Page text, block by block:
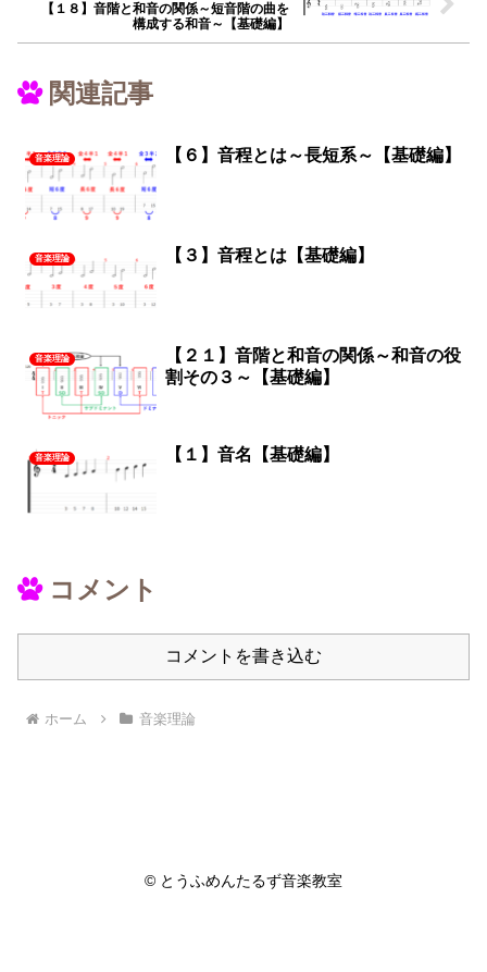
【１８】音階と和音の関係～短音階の曲を
構成する和音～【基礎編】
関連記事
音楽理論 【６】音程とは～長短系～【基礎編】
音楽理論 【３】音程とは【基礎編】
音楽理論
【２１】音階と和音の関係～和音の役
割その３～【基礎編】
音楽理論 【１】音名【基礎編】
コメント
コメントを書き込む
ホーム 音楽理論
© とうふめんたるず音楽教室